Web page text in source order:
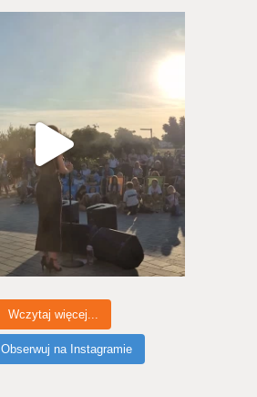
Wczytaj więcej...
Obserwuj na Instagramie